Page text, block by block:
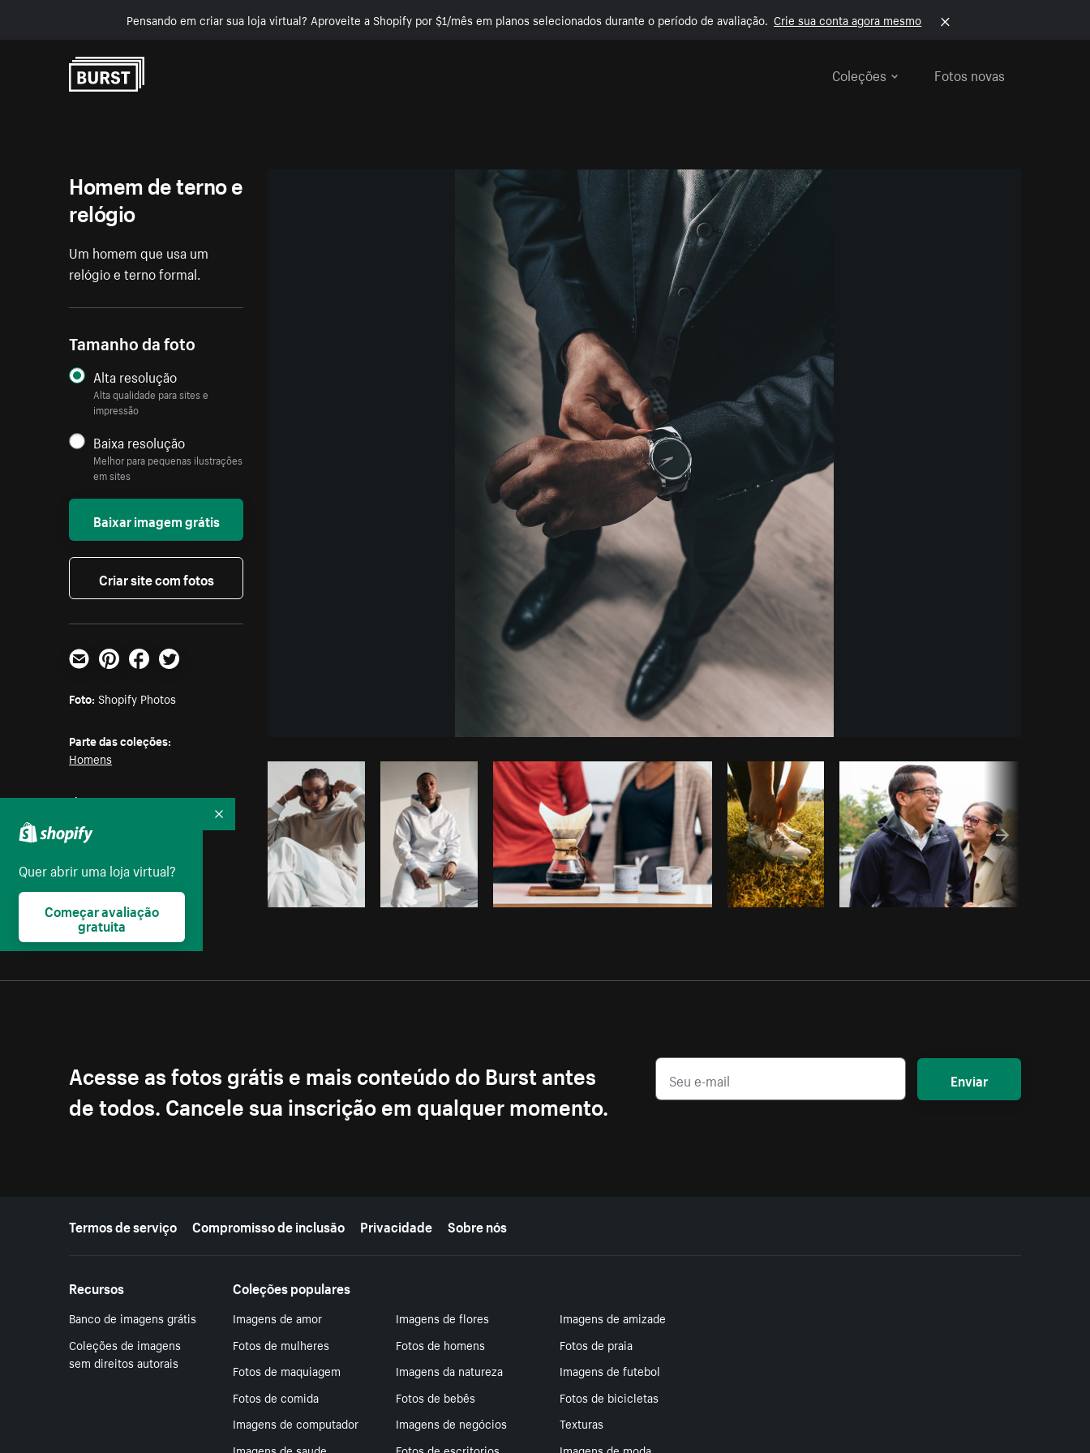
Pensando em criar sua loja virtual? Aproveite a Shopify por $1/mês em planos selecionados durante o período de avaliação. Crie sua conta agora mesmo
Coleções
Fotos novas
Foto da Shopify Photos do Burst Copiar código
Homem de terno e
relógio
Um homem que usa um
relógio e terno formal.
Tamanho da foto
Alta resolução
Alta qualidade para sites e
impressão
Baixa resolução
Melhor para pequenas ilustrações
em sites
Baixar imagem grátis
Criar site com fotos
E-mailPinterestFacebookTwitter
Foto: Shopify Photos
Parte das coleções:
Homens
Licença:
Burst Some Rights Reserved
Acesse as fotos grátis e mais conteúdo do Burst antes
de todos. Cancele sua inscrição em qualquer momento.
Enviar
Mais recursos
Termos de serviço Compromisso de inclusão Privacidade Sobre nós
Recursos
Banco de imagens grátis
Coleções de imagens
sem direitos autorais
Coleções populares
Imagens de amor Imagens de flores
Imagens de amizade
Fotos de mulheres
Fotos de homens
Fotos de praia
Fotos de maquiagem
Imagens da natureza
Imagens de futebol
Fotos de comida
Fotos de bebês
Fotos de bicicletas
Imagens de computador
Imagens de negócios
Texturas
Quer abrir uma loja virtual?
Começar avaliação
gratuita
Recolher